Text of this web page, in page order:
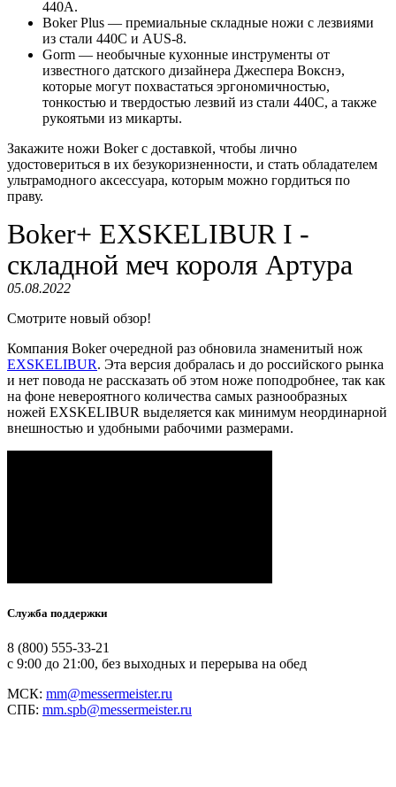
440А.
Boker Plus — премиальные складные ножи с лезвиями
из стали 440С и AUS-8.
Gorm — необычные кухонные инструменты от
известного датского дизайнера Джеспера Вокснэ,
которые могут похвастаться эргономичностью,
тонкостью и твердостью лезвий из стали 440С, а также
рукоятьми из микарты.
Закажите ножи Boker с доставкой, чтобы лично
удостовериться в их безукоризненности, и стать обладателем
ультрамодного аксессуара, которым можно гордиться по
праву.
Boker+ EXSKELIBUR I -
складной меч короля Артура
05.08.2022
Смотрите новый обзор!
Компания Boker очередной раз обновила знаменитый нож
EXSKELIBUR. Эта версия добралась и до российского рынка
и нет повода не рассказать об этом ноже поподробнее, так как
на фоне невероятного количества самых разнообразных
ножей EXSKELIBUR выделяется как минимум неординарной
внешностью и удобными рабочими размерами.
Служба поддержки
8 (800) 555-33-21
с 9:00 до 21:00, без выходных и перерыва на обед
МСК: mm@messermeister.ru
СПБ: mm.spb@messermeister.ru